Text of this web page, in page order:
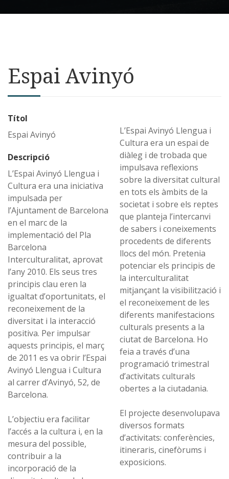
Espai Avinyó
Títol
Espai Avinyó
Descripció
L’Espai Avinyó Llengua i
Cultura era una iniciativa
impulsada per
l’Ajuntament de Barcelona
en el marc de la
implementació del Pla
Barcelona
Interculturalitat, aprovat
l’any 2010. Els seus tres
principis clau eren la
igualtat d’oportunitats, el
reconeixement de la
diversitat i la interacció
positiva. Per impulsar
aquests principis, el març
de 2011 es va obrir l’Espai
Avinyó Llengua i Cultura
al carrer d’Avinyó, 52, de
Barcelona.
L’objectiu era facilitar
l’accés a la cultura i, en la
mesura del possible,
contribuir a la
incorporació de la
L’Espai Avinyó Llengua i
Cultura era un espai de
diàleg i de trobada que
impulsava reflexions
sobre la diversitat cultural
en tots els àmbits de la
societat i sobre els reptes
que planteja l’intercanvi
de sabers i coneixements
procedents de diferents
llocs del món. Pretenia
potenciar els principis de
la interculturalitat
mitjançant la visibilització i
el reconeixement de les
diferents manifestacions
culturals presents a la
ciutat de Barcelona. Ho
feia a través d’una
programació trimestral
d’activitats culturals
obertes a la ciutadania.
El projecte desenvolupava
diversos formats
d’activitats: conferències,
itineraris, cinefòrums i
exposicions.